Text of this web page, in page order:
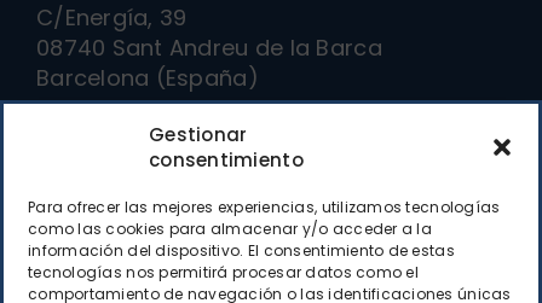
Gestionar
consentimiento
Para ofrecer las mejores experiencias, utilizamos tecnologías
como las cookies para almacenar y/o acceder a la
información del dispositivo. El consentimiento de estas
tecnologías nos permitirá procesar datos como el
comportamiento de navegación o las identificaciones únicas
C/Energía, 39
08740 Sant Andreu de la Barca
Barcelona (España)
Cómo llegar
Contacto
(+34) 93 682 41 00